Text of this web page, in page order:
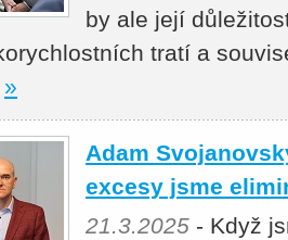
by ale její
tratí a
»
Adam
excesy jsme
21.3.2025 - Když